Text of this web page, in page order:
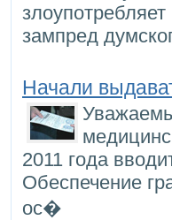
зампред
Начали
2011 года
Обеспечение
ос�